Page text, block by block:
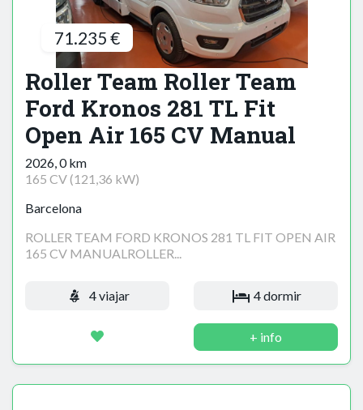
71.235 €
Roller Team Roller Team
Ford Kronos 281 TL Fit
Open Air 165 CV Manual
2026, 0 km
165 CV (121,36 kW)
Barcelona
ROLLER TEAM FORD KRONOS 281 TL FIT OPEN AIR
165 CV MANUALROLLER...
4 viajar 4 dormir
+ info